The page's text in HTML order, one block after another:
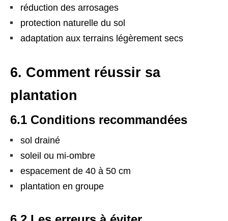
réduction des arrosages
protection naturelle du sol
adaptation aux terrains légèrement secs
6. Comment réussir sa
plantation
6.1 Conditions recommandées
sol drainé
soleil ou mi-ombre
espacement de 40 à 50 cm
plantation en groupe